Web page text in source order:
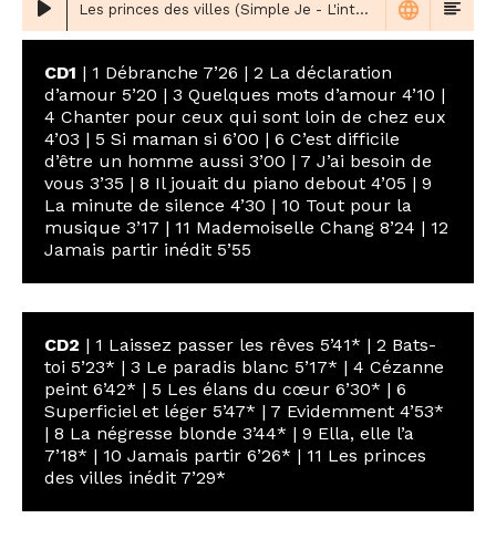
Les princes des villes (Simple Je - L'intégrale Bercy CD2 - Ricky P. Master Mix)
CD1 | 1 Débranche 7’26 | 2 La déclaration
d’amour 5’20 | 3 Quelques mots d’amour 4’10 |
4 Chanter pour ceux qui sont loin de chez eux
4’03 | 5 Si maman si 6’00 | 6 C’est difficile
d’être un homme aussi 3’00 | 7 J’ai besoin de
vous 3’35 | 8 Il jouait du piano debout 4’05 | 9
La minute de silence 4’30 | 10 Tout pour la
musique 3’17 | 11 Mademoiselle Chang 8’24 | 12
Jamais partir inédit 5’55
CD2 | 1 Laissez passer les rêves 5’41* | 2 Bats-
toi 5’23* | 3 Le paradis blanc 5’17* | 4 Cézanne
peint 6’42* | 5 Les élans du cœur 6’30* | 6
Superficiel et léger 5’47* | 7 Evidemment 4’53*
| 8 La négresse blonde 3’44* | 9 Ella, elle l’a
7’18* | 10 Jamais partir 6’26* | 11 Les princes
des villes inédit 7’29*